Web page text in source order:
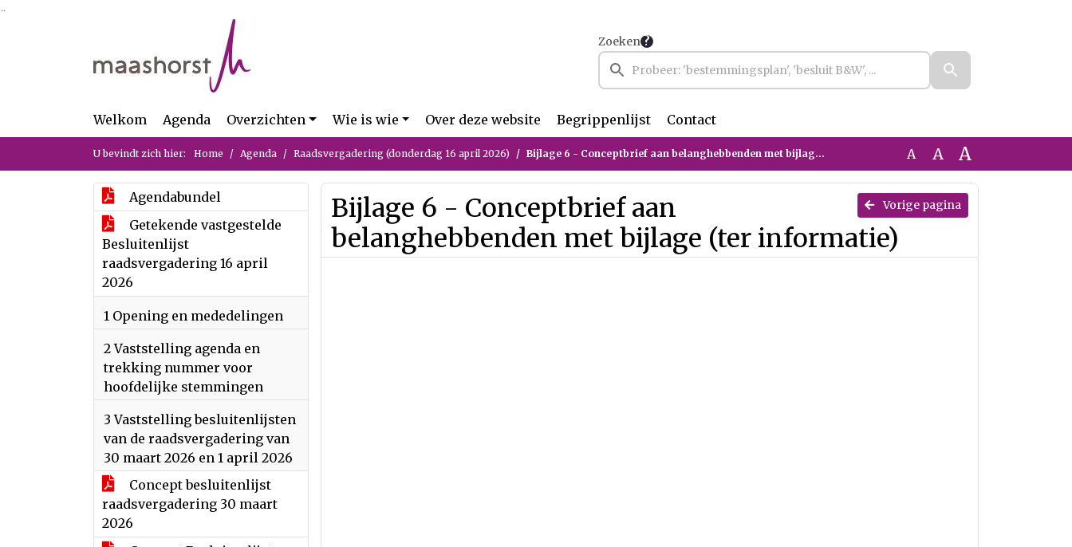
Zoeken
Welkom Agenda Overzichten Wie is wie Over deze website Begrippenlijst Contact
U bevindt zich hier: Home Agenda Raadsvergadering (donderdag 16 april 2026) Bijlage 6 - Conceptbrief aan belanghebbenden met bijlage (ter informatie) A A A
Agendabundel
Getekende vastgestelde
Besluitenlijst
raadsvergadering 16 april
2026
1 Opening en mededelingen
2 Vaststelling agenda en
trekking nummer voor
hoofdelijke stemmingen
3 Vaststelling besluitenlijsten
van de raadsvergadering van
30 maart 2026 en 1 april 2026
Concept besluitenlijst
raadsvergadering 30 maart
2026
Vorige pagina
Bijlage 6 - Conceptbrief aan
belanghebbenden met bijlage (ter informatie)